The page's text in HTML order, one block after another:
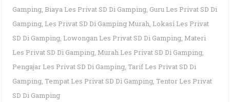
Gamping, Biaya Les Privat SD Di Gamping, Guru Les Privat SD Di
Gamping, Les Privat SD Di Gamping Murah, Lokasi Les Privat
SD Di Gamping, Lowongan Les Privat SD Di Gamping, Materi
Les Privat SD Di Gamping, Murah Les Privat SD Di Gamping,
Pengajar Les Privat SD Di Gamping, Tarif Les Privat SD Di
Gamping, Tempat Les Privat SD Di Gamping, Tentor Les Privat
SD Di Gamping